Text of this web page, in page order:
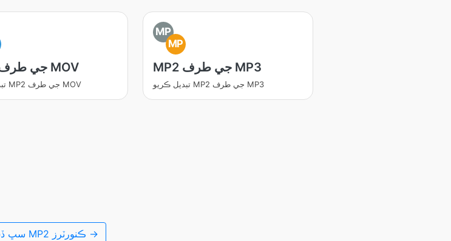
MP2 جي طرف MOV
تبديل ڪريو MP2 جي طرف MOV
MP
MP
MP2 جي طرف MP3
تبديل ڪريو MP2 جي طرف MP3
سڀ ڏسو MP2 ڪنورٽرز →